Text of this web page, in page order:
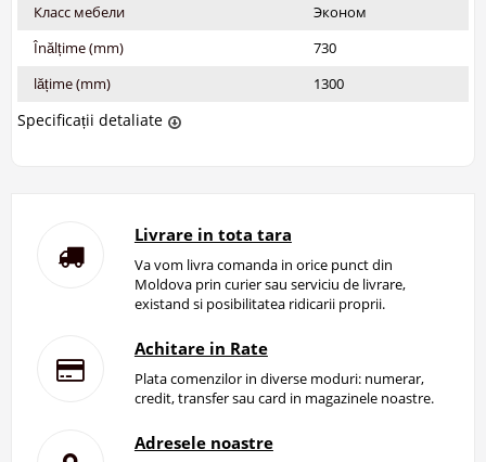
Класс мебели
Эконом
Înălțime (mm)
730
lățime (mm)
1300
Specificații detaliate
Livrare in tota tara
Va vom livra comanda in orice punct din
Moldova prin curier sau serviciu de livrare,
existand si posibilitatea ridicarii proprii.
Achitare in Rate
Plata comenzilor in diverse moduri: numerar,
credit, transfer sau card in magazinele noastre.
Adresele noastre